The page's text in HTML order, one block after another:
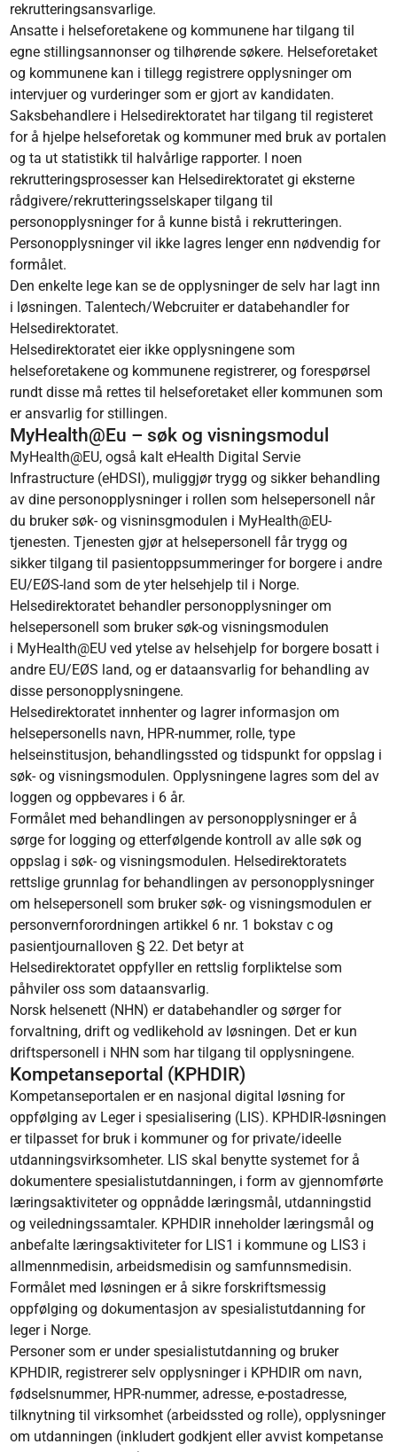
rekrutteringsansvarlige.
Ansatte i helseforetakene og kommunene har tilgang til
egne stillingsannonser og tilhørende søkere. Helseforetaket
og kommunene kan i tillegg registrere opplysninger om
intervjuer og vurderinger som er gjort av kandidaten.
Saksbehandlere i Helsedirektoratet har tilgang til registeret
for å hjelpe helseforetak og kommuner med bruk av portalen
og ta ut statistikk til halvårlige rapporter. I noen
rekrutteringsprosesser kan Helsedirektoratet gi eksterne
rådgivere/rekrutteringsselskaper tilgang til
personopplysninger for å kunne bistå i rekrutteringen.
Personopplysninger vil ikke lagres lenger enn nødvendig for
formålet.
Den enkelte lege kan se de opplysninger de selv har lagt inn
i løsningen. Talentech/Webcruiter er databehandler for
Helsedirektoratet.
Helsedirektoratet eier ikke opplysningene som
helseforetakene og kommunene registrerer, og forespørsel
rundt disse må rettes til helseforetaket eller kommunen som
er ansvarlig for stillingen.
MyHealth@Eu – søk og visningsmodul
MyHealth@EU, også kalt eHealth Digital Servie
Infrastructure (eHDSI), muliggjør trygg og sikker behandling
av dine personopplysninger i rollen som helsepersonell når
du bruker søk- og visninsgmodulen i MyHealth@EU-
tjenesten. Tjenesten gjør at helsepersonell får trygg og
sikker tilgang til pasientoppsummeringer for borgere i andre
EU/EØS-land som de yter helsehjelp til i Norge.
Helsedirektoratet behandler personopplysninger om
helsepersonell som bruker søk-og visningsmodulen
i MyHealth@EU ved ytelse av helsehjelp for borgere bosatt i
andre EU/EØS land, og er dataansvarlig for behandling av
disse personopplysningene. ​
Helsedirektoratet innhenter og lagrer informasjon om
helsepersonells navn, HPR-nummer, rolle, type
helseinstitusjon, behandlingssted og tidspunkt for oppslag i
søk- og visningsmodulen. Opplysningene lagres som del av
loggen og oppbevares i 6 år. ​
Formålet med behandlingen av personopplysninger er å
sørge for logging og etterfølgende kontroll av alle søk og
oppslag i søk- og visningsmodulen. Helsedirektoratets
rettslige grunnlag for behandlingen av personopplysninger
om helsepersonell som bruker søk- og visningsmodulen er
personvernforordningen artikkel 6 nr. 1 bokstav c og
pasientjournalloven § 22. Det betyr at
Helsedirektoratet oppfyller en rettslig forpliktelse som
påhviler oss som dataansvarlig. ​
Norsk helsenett (NHN) er databehandler og sørger for
forvaltning, drift og vedlikehold av løsningen. Det er kun
driftspersonell i NHN som har tilgang til opplysningene.
Kompetanseportal (KPHDIR)
Kompetanseportalen er en nasjonal digital løsning for
oppfølging av Leger i spesialisering (LIS). KPHDIR-løsningen
er tilpasset for bruk i kommuner og for private/ideelle
utdanningsvirksomheter. LIS skal benytte systemet for å
dokumentere spesialistutdanningen, i form av gjennomførte
læringsaktiviteter og oppnådde læringsmål, utdanningstid
og veiledningssamtaler. KPHDIR inneholder læringsmål og
anbefalte læringsaktiviteter for LIS1 i kommune og LIS3 i
allmennmedisin, arbeidsmedisin og samfunnsmedisin.
Formålet med løsningen er å sikre forskriftsmessig
oppfølging og dokumentasjon av spesialistutdanning for
leger i Norge.
Personer som er under spesialistutdanning og bruker
KPHDIR, registrerer selv opplysninger i KPHDIR om navn,
fødselsnummer, HPR-nummer, adresse, e-postadresse,
tilknytning til virksomhet (arbeidssted og rolle), opplysninger
om utdanningen (inkludert godkjent eller avvist kompetanse